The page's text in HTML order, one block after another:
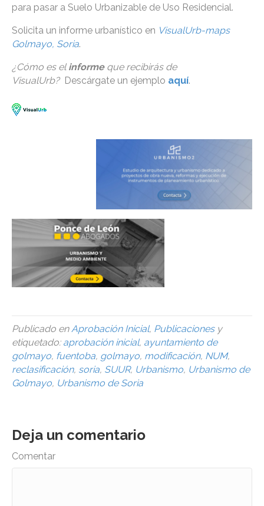
para pasar a Suelo Urbanizable de Uso Residencial.
Solicita un informe urbanístico en VisualUrb-maps
Golmayo, Soria.
¿Cómo es el informe que recibirás de
VisualUrb?Descárgate un ejemplo aquí.
Publicado enAprobación Inicial, Publicacionesy
etiquetado: aprobación inicial, ayuntamiento de
golmayo, fuentoba, golmayo, modificación, NUM,
reclasificación, soria, SUUR, Urbanismo, Urbanismo de
Golmayo, Urbanismo de Soria
Deja un comentario
Comentar